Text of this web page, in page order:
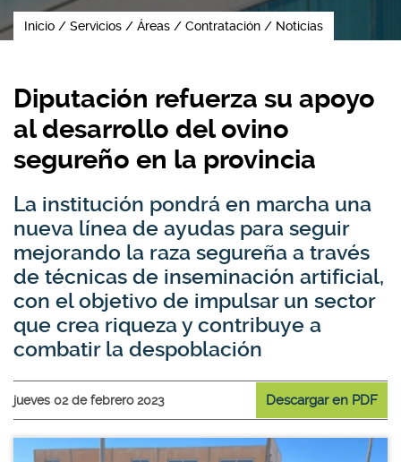
Inicio Servicios Áreas Contratación Noticias
Diputación refuerza su apoyo
al desarrollo del ovino
segureño en la provincia
La institución pondrá en marcha una
nueva línea de ayudas para seguir
mejorando la raza segureña a través
de técnicas de inseminación artificial,
con el objetivo de impulsar un sector
que crea riqueza y contribuye a
combatir la despoblación
jueves 02 de febrero 2023 Descargar en PDF